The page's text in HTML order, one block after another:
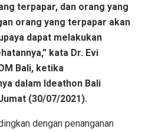
terpapar, dan orang yang
orang yang terpapar akan
dapat melakukan
kata Dr. Evi
Bali, ketika
dalam Ideathon Bali
(30/07/2021).
dengan penanganan